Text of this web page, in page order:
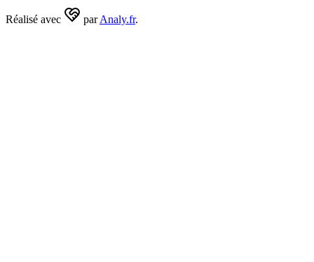
Réalisé avec par Analy.fr.